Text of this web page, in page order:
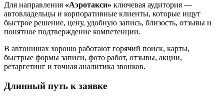
Для направления «Аэротакси» ключевая аудитория —
автовладельцы и корпоративные клиенты, которые ищут
быстрое решение, цену, удобную запись, близость, отзывы и
понятное подтверждение компетенции.
В автонишах хорошо работают горячий поиск, карты,
быстрые формы записи, фото работ, отзывы, акции,
ретаргетинг и точная аналитика звонков.
Длинный путь к заявке